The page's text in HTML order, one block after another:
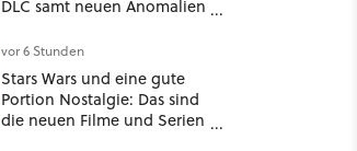
DLC samt neuen Anomalien
vor 6 Stunden
Stars Wars und eine gute
Portion Nostalgie: Das sind
die neuen Filme und Serien